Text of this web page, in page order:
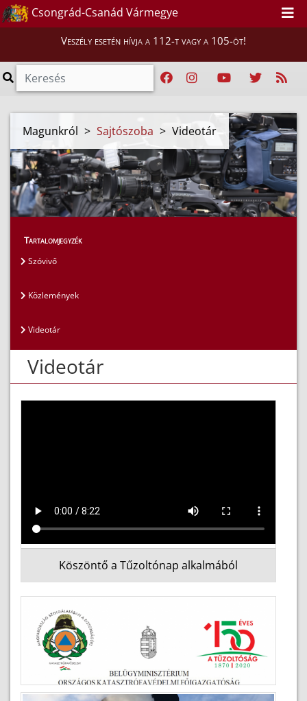
Csongrád-Csanád Vármegye
Veszély esetén hívja a 112-t vagy a 105-öt!
Magunkról > Sajtószoba > Videotár
Tartalomjegyzék
Szóvivő
Közlemények
Videotár
Videotár
Köszöntő a Tűzoltónap alkalmából